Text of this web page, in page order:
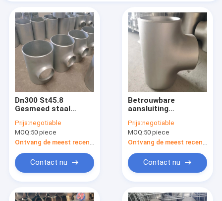
Dn300 St45.8
Gesmeed staal
Prijs:negotiable
MOQ:50 piece
Contact nu
Betrouwbare
aansluiting
Tee Zwarte verf
inbegrepen
Prijs:negotiable
MOQ:50 piece
Contact nu